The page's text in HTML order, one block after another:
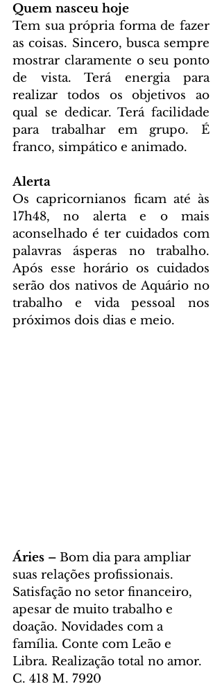
Quem nasceu hoje
Tem sua própria forma de fazer
as coisas. Sincero, busca sempre
mostrar claramente o seu ponto
de vista. Terá energia para
realizar todos os objetivos ao
qual se dedicar. Terá facilidade
para trabalhar em grupo. É
franco, simpático e animado.
Alerta
Os capricornianos ficam até às
17h48, no alerta e o mais
aconselhado é ter cuidados com
palavras ásperas no trabalho.
Após esse horário os cuidados
serão dos nativos de Aquário no
trabalho e vida pessoal nos
próximos dois dias e meio.
Áries – Bom dia para ampliar
suas relações profissionais.
Satisfação no setor financeiro,
apesar de muito trabalho e
doação. Novidades com a
família. Conte com Leão e
Libra. Realização total no amor.
C. 418 M. 7920